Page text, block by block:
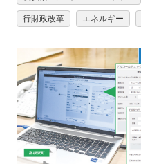
行財政改革 エネルギー